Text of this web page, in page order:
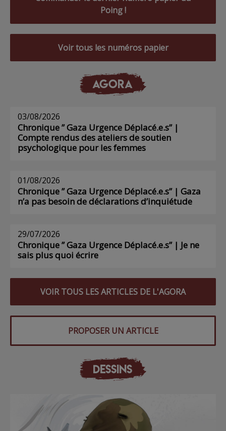
Poing !
Voir tous les numéros papier
AGORA
03/08/2026
Chronique ” Gaza Urgence Déplacé.e.s” |
Compte rendus des ateliers de soutien
psychologique pour les femmes
01/08/2026
Chronique ” Gaza Urgence Déplacé.e.s” | Gaza
n’a pas besoin de déclarations d’inquiétude
29/07/2026
Chronique ” Gaza Urgence Déplacé.e.s” | Je ne
sais plus quoi écrire
VOIR TOUS LES ARTICLES DE L'AGORA
PROPOSER UN ARTICLE
DESSINS